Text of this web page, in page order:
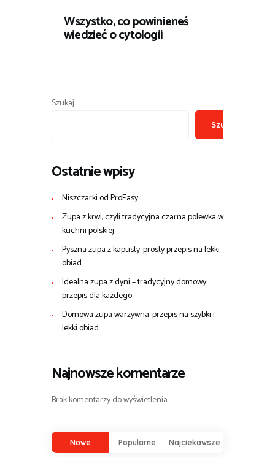
Wszystko, co powinieneś
wiedzieć o cytologii
Szukaj
Szukaj
Ostatnie wpisy
Niszczarki od ProEasy
Zupa z krwi, czyli tradycyjna czarna polewka w
kuchni polskiej
Pyszna zupa z kapusty: prosty przepis na lekki
obiad
Idealna zupa z dyni – tradycyjny domowy
przepis dla każdego
Domowa zupa warzywna: przepis na szybki i
lekki obiad
Najnowsze komentarze
Brak komentarzy do wyświetlenia.
Nowe Popularne Najciekawsze